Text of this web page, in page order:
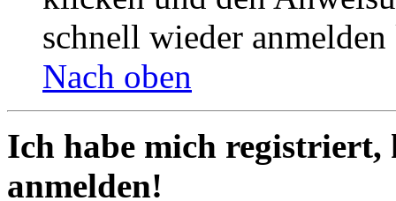
schnell wieder
Nach oben
Ich habe mich
anmelden!